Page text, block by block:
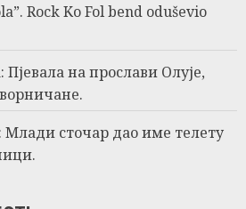
Rock Ko Fol bend oduševio
на прослави Олује,
сточар дао име телету